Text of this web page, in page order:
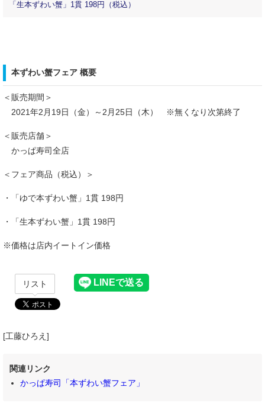
「生本ずわい蟹」1貫 198円（税込）
本ずわい蟹フェア 概要
＜販売期間＞
2021年2月19日（金）～2月25日（木） ※無くなり次第終了
＜販売店舗＞
かっぱ寿司全店
＜フェア商品（税込）＞
・「ゆで本ずわい蟹」1貫 198円
・「生本ずわい蟹」1貫 198円
※価格は店内イートイン価格
リスト
[工藤ひろえ]
関連リンク
かっぱ寿司「本ずわい蟹フェア」